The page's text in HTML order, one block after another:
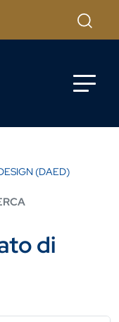
Cerca
(DAED)
di